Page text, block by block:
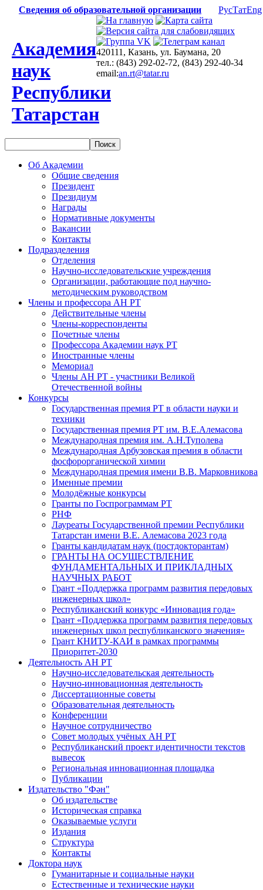
Сведения об образовательной организации РусТатEng
Академия
наук
Республики
Татарстан
420111, Казань, ул. Баумана, 20
тел.: (843) 292-02-72, (843) 292-40-34
email:an.rt@tatar.ru
Об Академии
Общие сведения
Президент
Президиум
Награды
Нормативные документы
Вакансии
Контакты
Подразделения
Отделения
Научно-исследовательские учреждения
Организации, работающие под научно-
методическим руководством
Члены и профессора АН РТ
Действительные члены
Члены-корреспонденты
Почетные члены
Профессора Академии наук РТ
Иностранные члены
Мемориал
Члены АН РТ - участники Великой
Отечественной войны
Конкурсы
Государственная премия РТ в области науки и
техники
Государственная премия РТ им. В.Е.Алемасова
Международная премия им. А.Н.Туполева
Международная Арбузовская премия в области
фосфорорганической химии
Международная премия имени В.В. Марковникова
Именные премии
Молодёжные конкурсы
Гранты по Госпрограммам РТ
РНФ
Лауреаты Государственной премии Республики
Татарстан имени В.Е. Алемасова 2023 года
Гранты кандидатам наук (постдокторантам)
ГРАНТЫ НА ОСУЩЕСТВЛЕНИЕ
ФУНДАМЕНТАЛЬНЫХ И ПРИКЛАДНЫХ
НАУЧНЫХ РАБОТ
Грант «Поддержка программ развития передовых
инженерных школ»
Республиканский конкурс «Инновация года»
Грант «Поддержка программ развития передовых
инженерных школ республиканского значения»
Грант КНИТУ-КАИ в рамках программы
Приоритет-2030
Деятельность АН РТ
Научно-исследовательская деятельность
Научно-инновационная деятельность
Диссертационные советы
Образовательная деятельность
Конференции
Научное сотрудничество
Совет молодых учёных АН РТ
Республиканский проект идентичности текстов
вывесок
Региональная инновационная площадка
Публикации
Издательство "Фән"
Об издательстве
Историческая справка
Оказываемые услуги
Издания
Структура
Контакты
Доктора наук
Гуманитарные и социальные науки
Естественные и технические науки